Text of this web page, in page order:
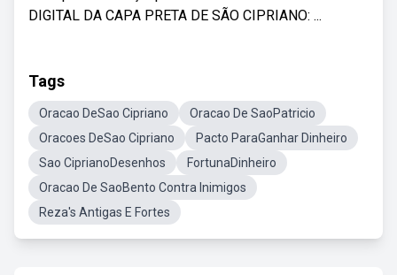
DIGITAL DA CAPA PRETA DE SÃO CIPRIANO: ...
Tags
Oracao DeSao Cipriano
Oracao De SaoPatricio
Oracoes DeSao Cipriano
Pacto ParaGanhar Dinheiro
Sao CiprianoDesenhos
FortunaDinheiro
Oracao De SaoBento Contra Inimigos
Reza's Antigas E Fortes